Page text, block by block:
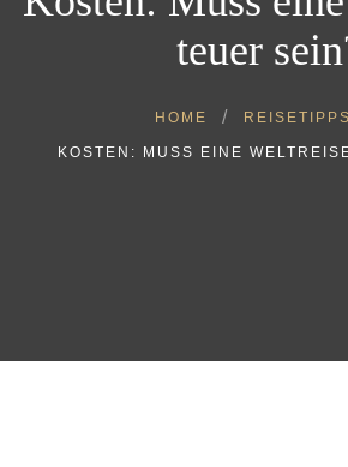
teuer
HOME REISETIPPS
KOSTEN: MUSS EINE